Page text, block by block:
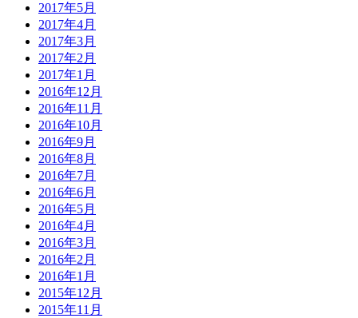
2017年5月
2017年4月
2017年3月
2017年2月
2017年1月
2016年12月
2016年11月
2016年10月
2016年9月
2016年8月
2016年7月
2016年6月
2016年5月
2016年4月
2016年3月
2016年2月
2016年1月
2015年12月
2015年11月